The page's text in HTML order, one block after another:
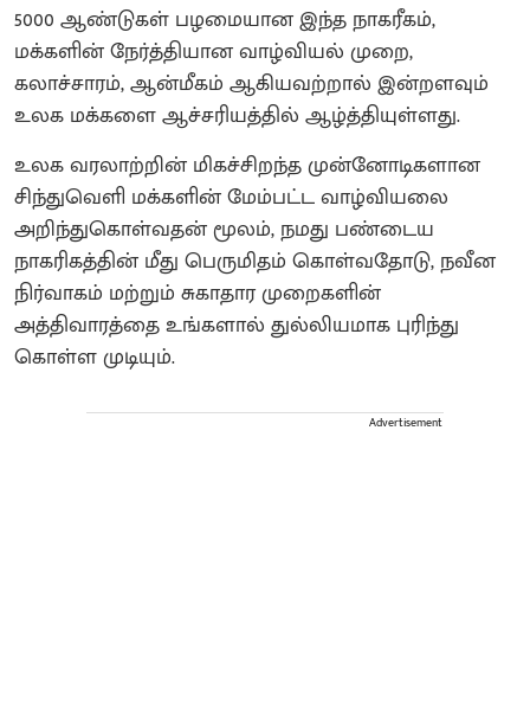
5000 ஆண்டுகள் பழமையான இந்த நாகரீகம்,
மக்களின் நேர்த்தியான வாழ்வியல் முறை,
கலாச்சாரம், ஆன்மீகம் ஆகியவற்றால் இன்றளவும்
உலக மக்களை ஆச்சரியத்தில் ஆழ்த்தியுள்ளது.
உலக வரலாற்றின் மிகச்சிறந்த முன்னோடிகளான
சிந்துவெளி மக்களின் மேம்பட்ட வாழ்வியலை
அறிந்துகொள்வதன் மூலம், நமது பண்டைய
நாகரிகத்தின் மீது பெருமிதம் கொள்வதோடு, நவீன
நிர்வாகம் மற்றும் சுகாதார முறைகளின்
அத்திவாரத்தை உங்களால் துல்லியமாக புரிந்து
கொள்ள முடியும்.
Advertisement